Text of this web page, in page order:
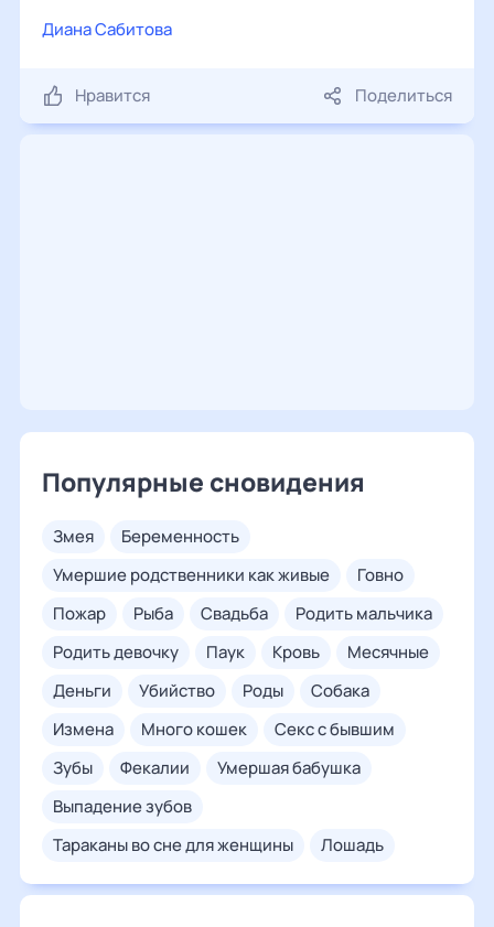
Диана Сабитова
Нравится Поделиться
Популярные сновидения
змея
беременность
умершие родственники как живые
говно
пожар
рыба свадьба
родить мальчика
родить девочку
паук кровь
месячные
деньги
убийство роды
собака
измена
много кошек
секс с бывшим
зубы
фекалии
умершая бабушка
выпадение зубов
тараканы во сне для женщины
лошадь